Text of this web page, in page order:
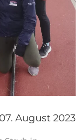
07. August 2023